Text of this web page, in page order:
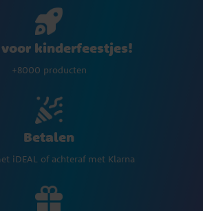
kinderfeestjes!
+8000 producten
Betalen
iDEAL of achteraf met Klarna